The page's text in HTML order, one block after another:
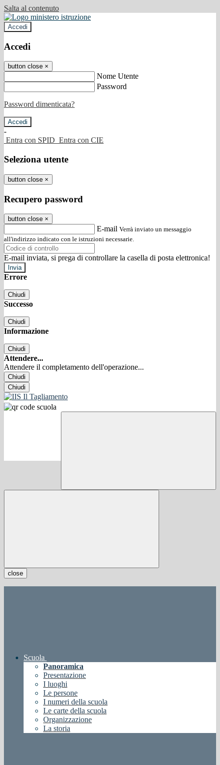
Salta al contenuto
Accedi
Accedi
button close ×
Nome Utente
Password
Password dimenticata?
-
Entra con SPID Entra con CIE
Seleziona utente
button close ×
Recupero password
button close ×
E-mail Verrà inviato un messaggio
all'indirizzo indicato con le istruzioni necessarie.
E-mail inviata, si prega di controllare la casella di posta elettronica!
Errore
Chiudi
Successo
Chiudi
Informazione
Chiudi
Attendere...
Attendere il completamento dell'operazione...
Chiudi
Chiudi
close
Scuola
Panoramica
Presentazione
I luoghi
Le persone
I numeri della scuola
Le carte della scuola
Organizzazione
La storia